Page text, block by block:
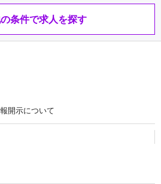
条件で求人を探す
開示について